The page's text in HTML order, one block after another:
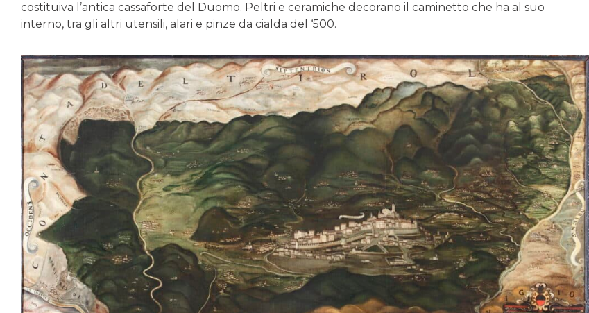
costituiva l’antica cassaforte del Duomo. Peltri e ceramiche decorano il caminetto che ha al suo
interno, tra gli altri utensili, alari e pinze da cialda del ‘500.